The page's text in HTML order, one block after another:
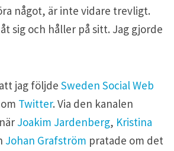
något, är inte vidare trevligt.
sig och håller på sitt. Jag gjorde
jag följde Sweden Social Web
Twitter. Via den kanalen
Joakim Jardenberg, Kristina
Johan Grafström pratade om det